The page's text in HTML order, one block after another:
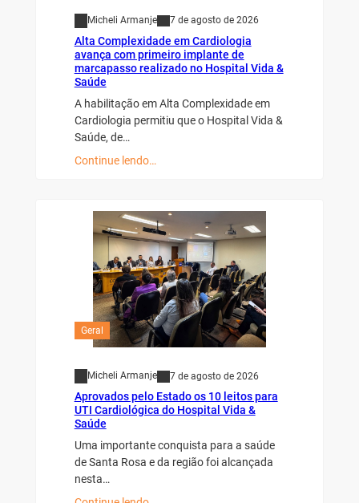
Micheli Armanje 7 de agosto de 2026
Alta Complexidade em Cardiologia
avança com primeiro implante de
marcapasso realizado no Hospital Vida &
Saúde
A habilitação em Alta Complexidade em
Cardiologia permitiu que o Hospital Vida &
Saúde, de…
Continue lendo…
Geral
Micheli Armanje 7 de agosto de 2026
Aprovados pelo Estado os 10 leitos para
UTI Cardiológica do Hospital Vida &
Saúde
Uma importante conquista para a saúde
de Santa Rosa e da região foi alcançada
nesta…